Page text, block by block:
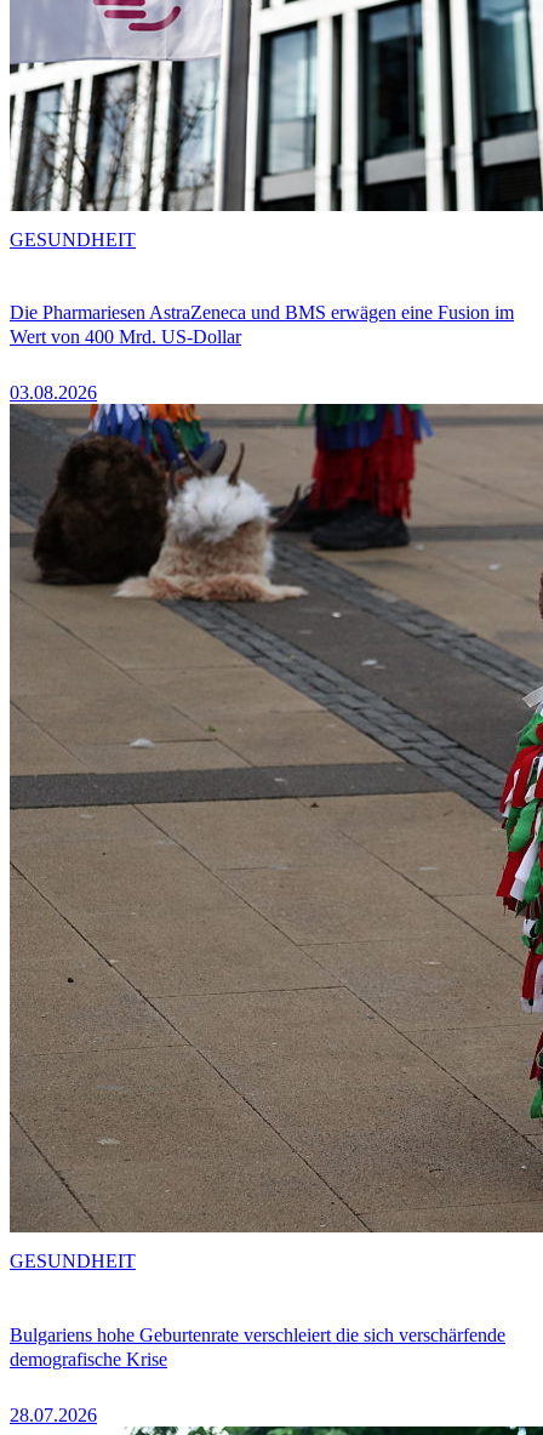
Die Pharmariesen AstraZeneca und BMS erwägen eine Fusion im
Wert von 400 Mrd. US-Dollar
03.08.2026
GESUNDHEIT
Bulgariens hohe Geburtenrate verschleiert die sich verschärfende
demografische Krise
28.07.2026
GESUNDHEIT